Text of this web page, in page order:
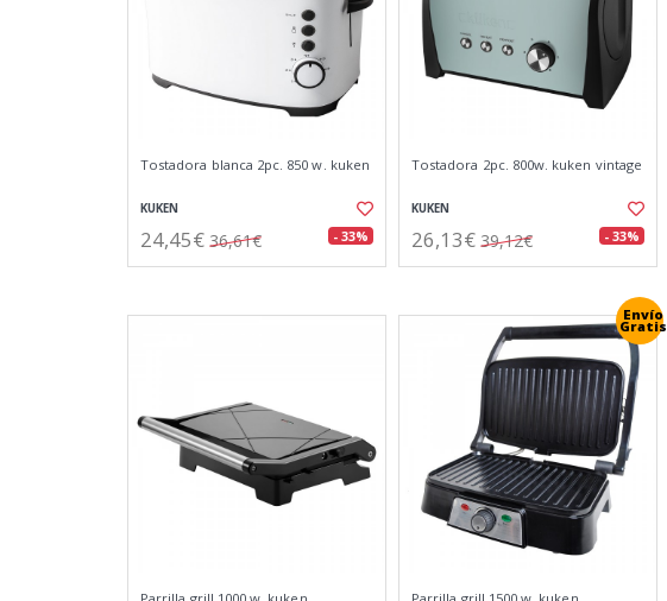
Tostadora blanca 2pc. 850 w. kuken
KUKEN
24,45€ 36,61€ - 33%
Tostadora 2pc. 800w. kuken vintage
KUKEN
26,13€ 39,12€ - 33%
Envío
Gratis